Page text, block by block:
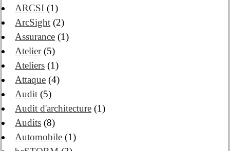
ARCSI (1)
ArcSight (2)
Assurance (1)
Atelier(5)
Ateliers (1)
Attaque (4)
Audit (5)
Audit d'architecture (1)
Audits (8)
Automobile (1)